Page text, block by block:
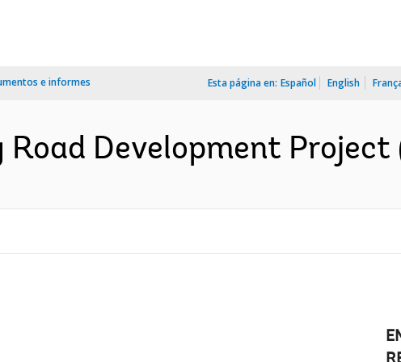
e informes Esta página en: Español English
Development Project